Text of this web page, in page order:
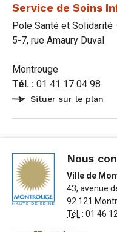
Service de Soins
Pole Santé et Solidarité
5-7, rue Amaury Duval
Montrouge
Tél. : 01 41 17 04 98
Situer sur le plan
Nous
Ville de
43, avenue
92 121
Tél.
: 01 46